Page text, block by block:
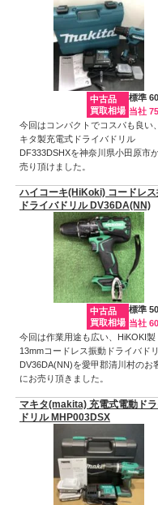
中古品
買取相場
標準
当社
今回はコンパクトでコスパも良い
キタ製充電式ドライバドリル
DF333DSHXを神奈川県小田原市
売り頂けました。
ハイコーキ(HiKoki) コードレ
ドライバドリル DV36DA(NN)
中古品
買取相場
標準
当社
今回は作業用途も広い、HiKOKI製
13mmコードレス振動ドライバド
DV36DA(NN)を愛甲郡清川村のお
にお売り頂きました。
マキタ(makita) 充電式電動ド
ドリル MHP003DSX